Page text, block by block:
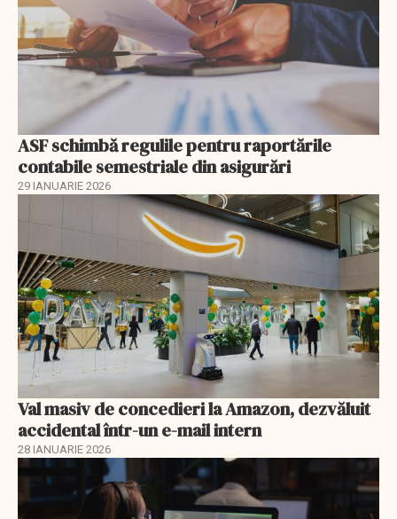
ASF schimbă regulile pentru raportările
contabile semestriale din asigurări
29 IANUARIE 2026
Val masiv de concedieri la Amazon, dezvăluit
accidental într-un e-mail intern
28 IANUARIE 2026